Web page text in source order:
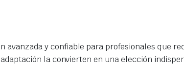
avanzada y confiable para profesionales que
la convierten en una elección